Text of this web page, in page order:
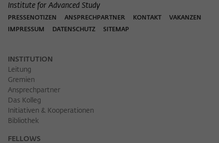
Institute for Advanced Study
PRESSENOTIZEN ANSPRECHPARTNER KONTAKT
VAKANZEN
IMPRESSUM
DATENSCHUTZ SITEMAP
INSTITUTION
Leitung
Gremien
Ansprechpartner
Das Kolleg
Initiativen & Kooperationen
Bibliothek
FELLOWS